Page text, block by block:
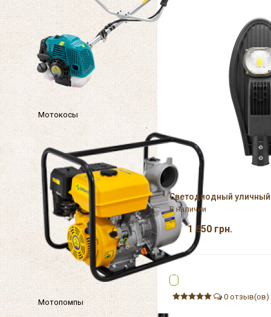
Мотокосы
Мотопомпы
Светодиодный уличный
В наличии
1 650 грн.
0 отзыв(ов)